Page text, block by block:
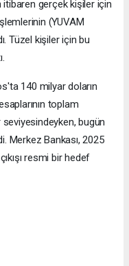
itibaren gerçek kişiler için
(YUVAM
Tüzel kişiler için bu
140 milyar doların
toplam
seviyesindeyken, bugün
Merkez Bankası, 2025
resmi bir hedef